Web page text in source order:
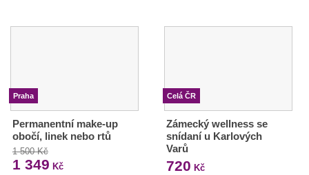
Praha
Permanentní make-up
obočí, linek nebo rtů
1 500 Kč
1 349 Kč
Celá ČR
Zámecký wellness se
snídaní u Karlových
Varů
720 Kč